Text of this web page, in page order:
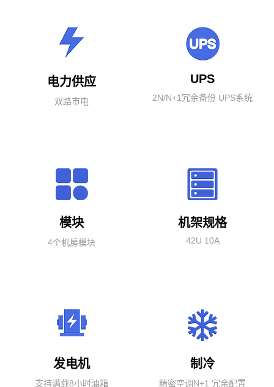
电力供应
双路市电
UPS
2N/N+1冗余备份 UPS系统
模块
4个机房模块
机架规格
42U 10A
发电机
支持满载8小时油箱
制冷
精密空调N+1 冗余配置